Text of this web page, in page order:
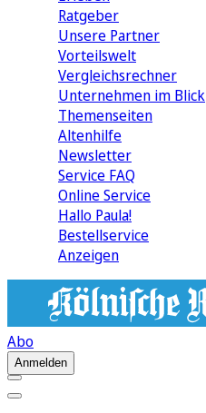
Ratgeber
Unsere Partner
Vorteilswelt
Vergleichsrechner
Unternehmen im Blick
Themenseiten
Altenhilfe
Newsletter
Service FAQ
Online Service
Hallo Paula!
Bestellservice
Anzeigen
Abo
Anmelden